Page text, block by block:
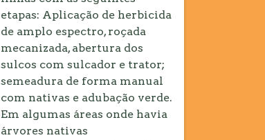
etapas: Aplicação de herbicida
de amplo espectro, roçada
mecanizada, abertura dos
sulcos com sulcador e trator;
semeadura de forma manual
com nativas e adubação verde.
Em algumas áreas onde havia
árvores nativas